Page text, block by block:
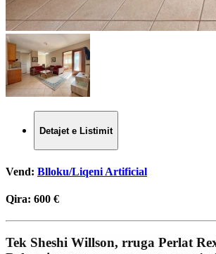
Detajet e Listimit
Vend: Blloku/Liqeni Artificial
Qira: 600 €
Tek Sheshi Willson, rruga Perlat